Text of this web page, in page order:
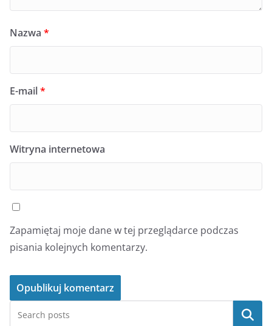
Nazwa *
E-mail*
Witryna internetowa
Zapamiętaj moje dane w tej przeglądarce podczas
pisania kolejnych komentarzy.
Szukaj